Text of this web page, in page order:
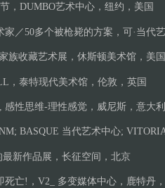
，DUMBO艺术中心，纽约，美国
／50多个被枪毙的方案，可·当代
族收藏艺术展，休斯顿美术馆，美国
，泰特现代美术馆，伦敦，英国
感性思维-理性感觉，威尼斯，意大利
BASQUE 当代艺术中心;
新作品展，长征空间，北京
死亡!，V2_ 多变媒体中心，鹿特丹